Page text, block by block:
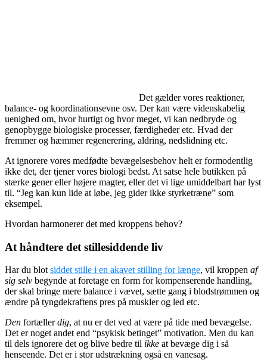
Det gælder vores reaktioner,
balance- og koordinationsevne osv. Der kan være videnskabelig
uenighed om, hvor hurtigt og hvor meget, vi kan nedbryde og
genopbygge biologiske processer, færdigheder etc. Hvad der
fremmer og hæmmer regenerering, aldring, nedslidning etc.
At ignorere vores medfødte bevægelsesbehov helt er formodentlig
ikke det, der tjener vores biologi bedst. At satse hele butikken på
stærke gener eller højere magter, eller det vi lige umiddelbart har lyst
til. “Jeg kan kun lide at løbe, jeg gider ikke styrketræne” som
eksempel.
Hvordan harmonerer det med kroppens behov?
At håndtere det stillesiddende liv
Har du blot siddet stille i en akavet stilling for længe, vil kroppen af
sig selv begynde at foretage en form for kompenserende handling,
der skal bringe mere balance i vævet, sætte gang i blodstrømmen og
ændre på tyngdekraftens pres på muskler og led etc.
Den fortællerdig, at nu er det ved at være på tide med bevægelse.
Det er noget andet end “psykisk betinget” motivation. Men du kan
til dels ignorere det og blive bedre til ikke at bevæge dig i så
henseende. Det er i stor udstrækning også en vanesag.